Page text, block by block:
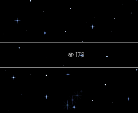
173